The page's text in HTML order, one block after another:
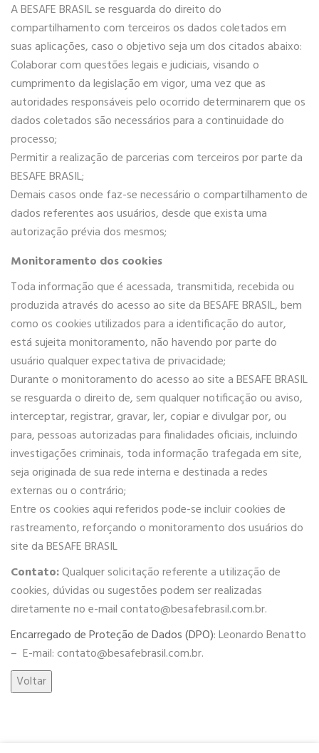
A BESAFE BRASIL se resguarda do direito do
compartilhamento com terceiros os dados coletados em
suas aplicações, caso o objetivo seja um dos citados abaixo:
Colaborar com questões legais e judiciais, visando o
cumprimento da legislação em vigor, uma vez que as
autoridades responsáveis pelo ocorrido determinarem que os
dados coletados são necessários para a continuidade do
processo;
Permitir a realização de parcerias com terceiros por parte da
BESAFE BRASIL;
Demais casos onde faz-se necessário o compartilhamento de
dados referentes aos usuários, desde que exista uma
autorização prévia dos mesmos;
Monitoramento dos cookies
Toda informação que é acessada, transmitida, recebida ou
produzida através do acesso ao site da BESAFE BRASIL, bem
como os cookies utilizados para a identificação do autor,
está sujeita monitoramento, não havendo por parte do
usuário qualquer expectativa de privacidade;
Durante o monitoramento do acesso ao site a BESAFE BRASIL
se resguarda o direito de, sem qualquer notificação ou aviso,
interceptar, registrar, gravar, ler, copiar e divulgar por, ou
para, pessoas autorizadas para finalidades oficiais, incluindo
investigações criminais, toda informação trafegada em site,
seja originada de sua rede interna e destinada a redes
externas ou o contrário;
Entre os cookies aqui referidos pode-se incluir cookies de
rastreamento, reforçando o monitoramento dos usuários do
site da BESAFE BRASIL
Contato:Qualquer solicitação referente a utilização de
cookies, dúvidas ou sugestões podem ser realizadas
diretamente no e-mailcontato@besafebrasil.com.br.
Encarregado de Proteção de Dados (DPO): Leonardo Benatto
– E-mail:contato@besafebrasil.com.br.